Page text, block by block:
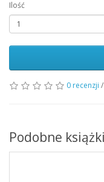
Ilość
0 recenzji /
Podobne książki